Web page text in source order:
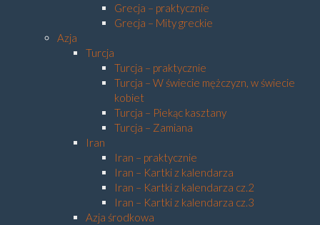
Grecja – praktycznie
Grecja – Mity greckie
Azja
Turcja
Turcja – praktycznie
Turcja – W świecie mężczyzn, w świecie
kobiet
Turcja – Piekąc kasztany
Turcja – Zamiana
Iran
Iran – praktycznie
Iran – Kartki z kalendarza
Iran – Kartki z kalendarza cz.2
Iran – Kartki z kalendarza cz.3
Azja środkowa